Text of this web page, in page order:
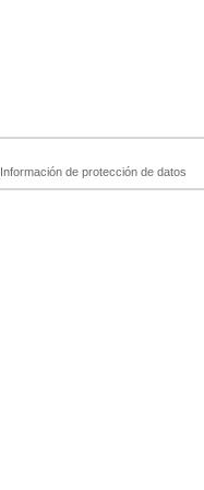
Información de protección de datos